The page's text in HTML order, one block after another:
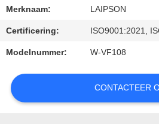
NIEUWS
VERZOEK
OM
EEN
Merknaam: LAIPSON
Certificering: ISO9001:2021,
Modelnummer: W-VF108
CONTACTEER